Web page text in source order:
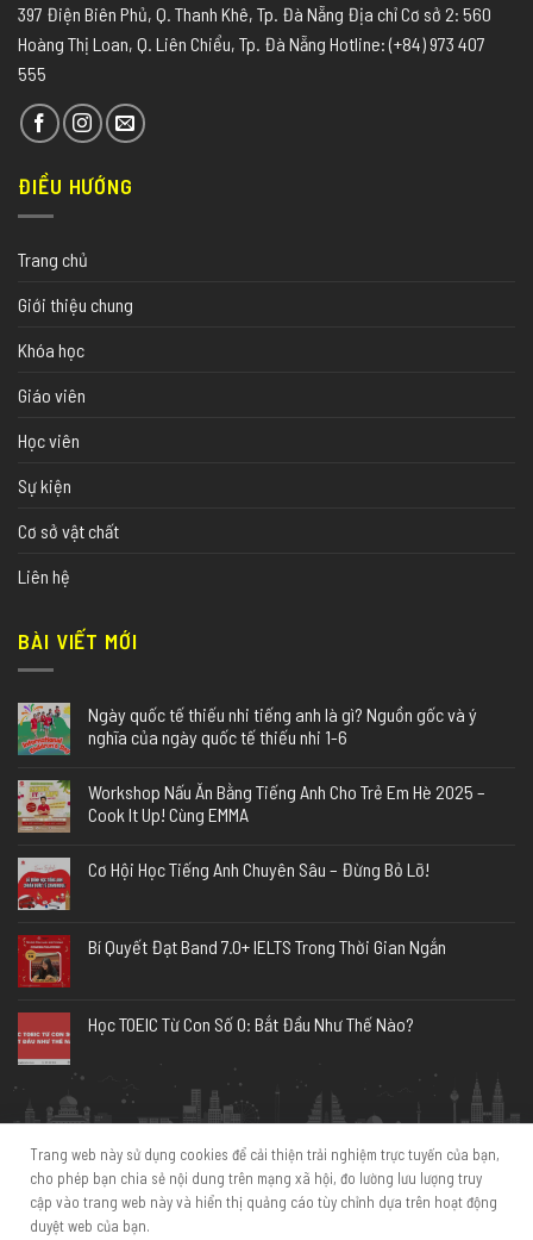
0973.407.555
397 Điện Biên Phủ, Q. Thanh Khê, Tp. Đà Nẵng Địa chỉ Cơ sở 2: 560
Hoàng Thị Loan, Q. Liên Chiểu, Tp. Đà Nẵng Hotline: (+84) 973 407
555
ĐIỀU HƯỚNG
Trang chủ
Giới thiệu chung
Khóa học
Giáo viên
Học viên
Sự kiện
Cơ sở vật chất
Liên hệ
BÀI VIẾT MỚI
Ngày quốc tế thiếu nhi tiếng anh là gì? Nguồn gốc và ý
nghĩa của ngày quốc tế thiếu nhi 1-6
Workshop Nấu Ăn Bằng Tiếng Anh Cho Trẻ Em Hè 2025 –
Cook It Up! Cùng EMMA
Cơ Hội Học Tiếng Anh Chuyên Sâu – Đừng Bỏ Lỡ!
Bí Quyết Đạt Band 7.0+ IELTS Trong Thời Gian Ngắn
Học TOEIC Từ Con Số 0: Bắt Đầu Như Thế Nào?
TRANG CHỦ GIỚI THIỆU CHUNG KHÓA HỌC GIÁO VIÊN
HỌC VIÊN
SỰ KIỆN
CƠ SỞ VẬT CHẤT
Copyright 2026 ©
Trang web này sử dụng cookies để cải thiện trải nghiệm trực tuyến của bạn,
cho phép bạn chia sẻ nội dung trên mạng xã hội, đo lường lưu lượng truy
cập vào trang web này và hiển thị quảng cáo tùy chỉnh dựa trên hoạt động
duyệt web của bạn.